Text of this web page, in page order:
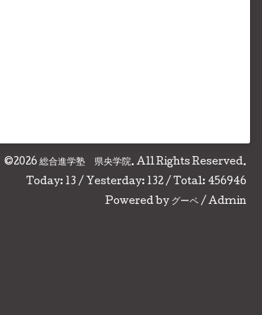
©2026 総合進学塾 県央学院. All Rights Reserved.
Today: 13 / Yesterday: 132 / Total: 456946
Powered by グーペ / Admin